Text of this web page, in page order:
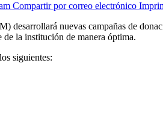
Compartir por correo electrónico
nuevas campañas de
la institución de manera óptima.
siguientes: